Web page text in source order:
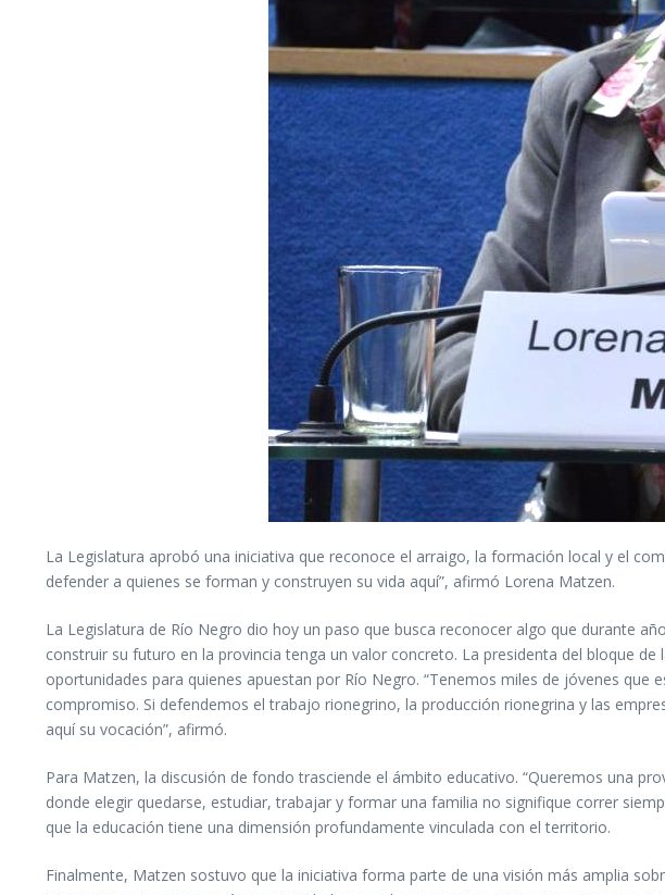
La Legislatura aprobó una iniciativa que reconoce el arraigo, la formación local y el
defender a quienes se forman y construyen su vida aquí”, afirmó Lorena Matzen.
La Legislatura de Río Negro dio hoy un paso que busca reconocer algo que durante
construir su futuro en la provincia tenga un valor concreto. La presidenta del bloque
oportunidades para quienes apuestan por Río Negro. “Tenemos miles de jóvenes
compromiso. Si defendemos el trabajo rionegrino, la producción rionegrina y las
aquí su vocación”, afirmó.
Para Matzen, la discusión de fondo trasciende el ámbito educativo. “Queremos una
donde elegir quedarse, estudiar, trabajar y formar una familia no signifique correr
que la educación tiene una dimensión profundamente vinculada con el territorio.
Finalmente, Matzen sostuvo que la iniciativa forma parte de una visión más amplia